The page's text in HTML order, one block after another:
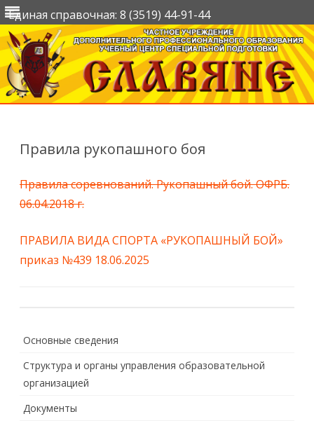
Единая справочная: 8 (3519) 44-91-44
Правила рукопашного боя
Правила соревнований. Рукопашный бой. ОФРБ.
06.04.2018 г.
ПРАВИЛА ВИДА СПОРТА «РУКОПАШНЫЙ БОЙ»
приказ №439 18.06.2025
Основные сведения
Структура и органы управления образовательной
организацией
Документы